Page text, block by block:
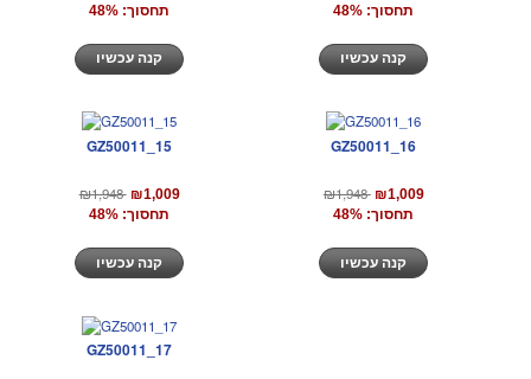
תחסוך: 48%
תחסוך: 48%
GZ50011_15
₪1,948 ₪1,009
תחסוך: 48%
GZ50011_16
₪1,948 ₪1,009
תחסוך: 48%
GZ50011_17